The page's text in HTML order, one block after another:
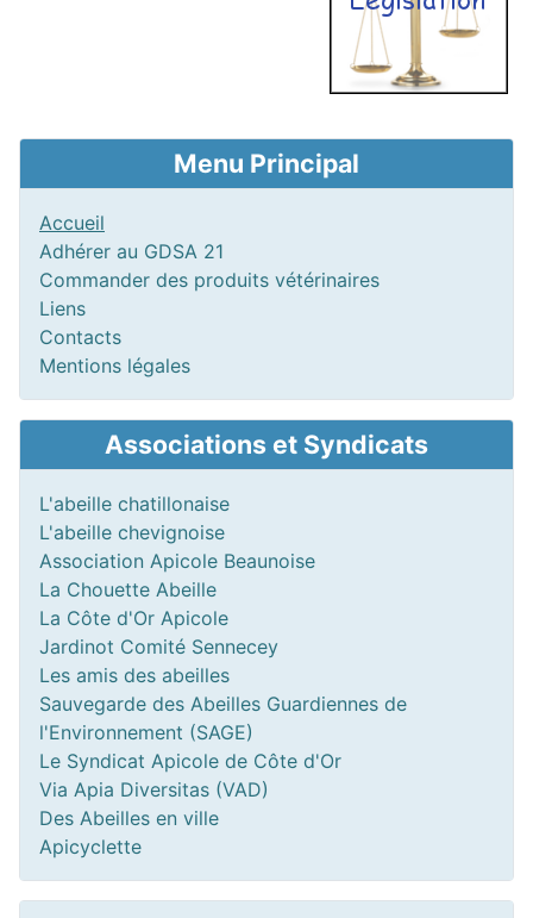
Menu Principal
Accueil
Adhérer au GDSA 21
Commander des produits vétérinaires
Liens
Contacts
Mentions légales
Associations et Syndicats
L'abeille chatillonaise
L'abeille chevignoise
Association Apicole Beaunoise
La Chouette Abeille
La Côte d'Or Apicole
Jardinot Comité Sennecey
Les amis des abeilles
Sauvegarde des Abeilles Guardiennes de
l'Environnement (SAGE)
Le Syndicat Apicole de Côte d'Or
Via Apia Diversitas (VAD)
Des Abeilles en ville
Apicyclette